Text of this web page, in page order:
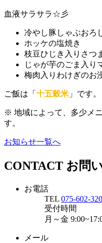
血液サラサラ☆彡
冷やし豚しゃぶおろ
ホッケの塩焼き
枝豆ひじき入りさつ
じゃが芋のごま入り
梅肉入りわけぎのお
ご飯は「 十五穀米 」です。
※ 地域によって、多少メ
す。
お知らせ一覧へ
CONTACT お問
お電話
TEL 075-602-
受付時間
月～金
メール